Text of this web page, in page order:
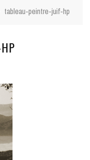
tableau-peintre-juif-hp